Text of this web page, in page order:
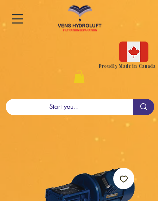
Proudly Made in Canada